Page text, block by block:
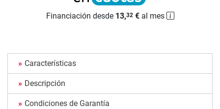
Financiación desde 13,32€al mes
Características
Descripción
Condiciones de Garantía